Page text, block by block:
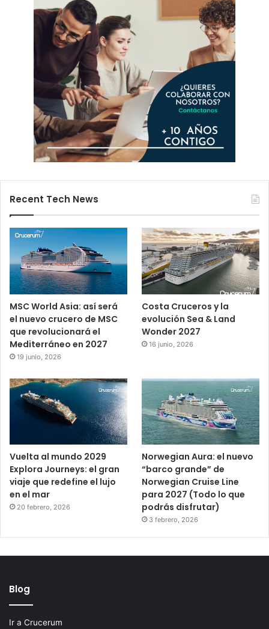
Recent Tech News
MSC World Asia: así será
el nuevo crucero de MSC
que revolucionará el
Mediterráneo en 2027
19 junio, 2026
Costa Cruceros y la
evolución Sea & Land
Wonder 2027
16 junio, 2026
Vuelta al mundo 2029
Explora Journeys: el gran
viaje que redefine el lujo
en el mar
20 febrero, 2026
Norwegian Aura: el nuevo
“barco grande” de
Norwegian Cruise Line
para 2027 (Todo lo que
podrás disfrutar)
3 febrero, 2026
Blog
Ir a Crucerum